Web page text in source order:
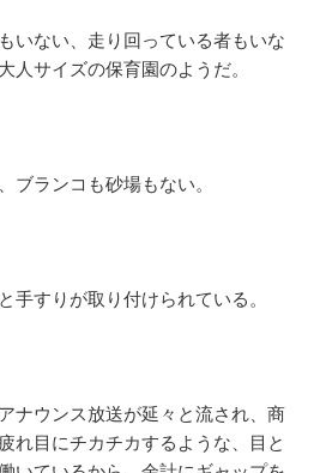
いない、走り回っている者もいな
人サイズの保育園のようだ。
ブランコも砂場もない。
手すりが取り付けられている。
ナウンス放送が延々と流され、商
れ目にチカチカするような、目と